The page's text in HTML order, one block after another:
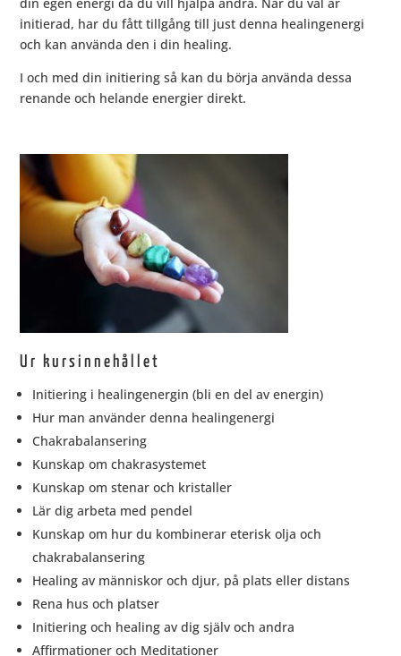
din egen energi då du vill hjälpa andra. När du väl är
initierad, har du fått tillgång till just denna healingenergi
och kan använda den i din healing.
I och med din initiering så kan du börja använda dessa
renande och helande energier direkt.
Ur kursinnehållet
Initiering i healingenergin (bli en del av energin)
Hur man använder denna healingenergi
Chakrabalansering
Kunskap om chakrasystemet
Kunskap om stenar och kristaller
Lär dig arbeta med pendel
Kunskap om hur du kombinerar eterisk olja och
chakrabalansering
Healing av människor och djur, på plats eller distans
Rena hus och platser
Initiering och healing av dig själv och andra
Affirmationer och Meditationer